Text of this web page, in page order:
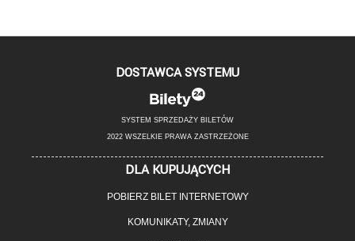
DOSTAWCA SYSTEMU
SYSTEM SPRZEDAŻY BILETÓW
2022 WSZELKIE PRAWA ZASTRZEŻONE
DLA KUPUJĄCYCH
POBIERZ BILET INTERNETOWY
KOMUNIKATY, ZMIANY